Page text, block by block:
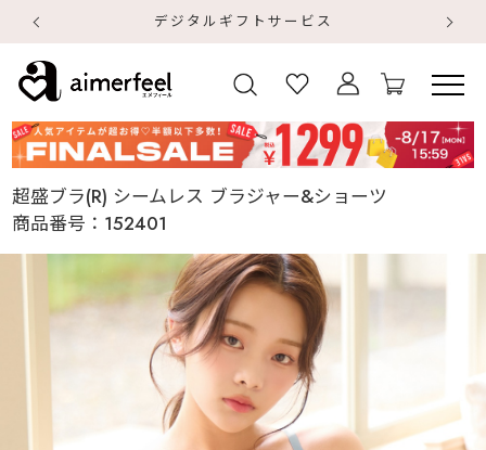
デジタルギフトサービス
超盛ブラ(R) シームレス ブラジャー&ショーツ
商品番号： 152401